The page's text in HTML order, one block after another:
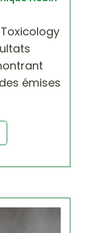
Toxicology
émises